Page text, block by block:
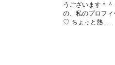
うございます＊
の、私のプロフ
♡ ちょっと熱 …